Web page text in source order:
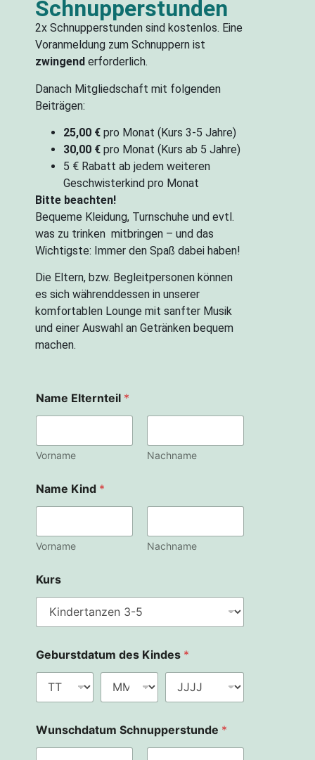
Schnupperstunden
2x Schnupperstunden sind kostenlos. Eine
Voranmeldung zum Schnuppern ist
zwingend erforderlich.
Danach Mitgliedschaft mit folgenden
Beiträgen:
25,00 € pro Monat (Kurs 3-5 Jahre)
30,00 € pro Monat (Kurs ab 5 Jahre)
5 € Rabatt ab jedem weiteren
Geschwisterkind pro Monat
Bitte beachten!
Bequeme Kleidung, Turnschuhe und evtl.
was zu trinken mitbringen – und das
Wichtigste: Immer den Spaß dabei haben!
Die Eltern, bzw. Begleitpersonen können
es sich währenddessen in unserer
komfortablen Lounge mit sanfter Musik
und einer Auswahl an Getränken bequem
machen.
Name Elternteil *
Vorname Nachname
Name Kind *
Vorname Nachname
Kurs
Geburstdatum des Kindes *
Wunschdatum Schnupperstunde *